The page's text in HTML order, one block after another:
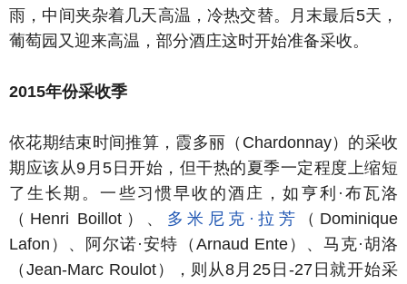
雨，中间夹杂着几天高温，冷热交替。月末最后5天，
葡萄园又迎来高温，部分酒庄这时开始准备采收。
2015年份采收季
依花期结束时间推算，霞多丽（Chardonnay）的采收
期应该从9月5日开始，但干热的夏季一定程度上缩短
了生长期。一些习惯早收的酒庄，如亨利·布瓦洛
（Henri Boillot）、 多米尼克·拉芳
（Dominique
Lafon）、阿尔诺·安特（Arnaud Ente）、马克·胡洛
（Jean-Marc Roulot），则从8月25日-27日就开始采